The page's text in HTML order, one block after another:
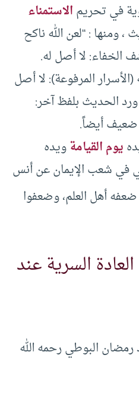
في تحريمالاستمناء
ومنها : “لعن الله ناكح
الخفاء: لا أصل له.
المرفوعة): لا أصل
الحديث بلفظ آخر:
ضعيف أيضاً.
يوم القيامةويده
في شعب الإيمان عن أنس
أهل العلم، وضعفوا
السرية عند
البوطي رحمه الله